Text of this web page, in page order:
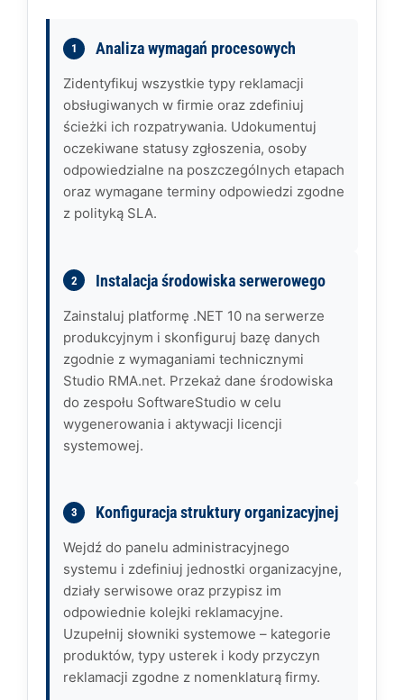
Analiza wymagań procesowych
Zidentyfikuj wszystkie typy reklamacji
obsługiwanych w firmie oraz zdefiniuj
ścieżki ich rozpatrywania. Udokumentuj
oczekiwane statusy zgłoszenia, osoby
odpowiedzialne na poszczególnych etapach
oraz wymagane terminy odpowiedzi zgodne
z polityką SLA.
Instalacja środowiska serwerowego
Zainstaluj platformę .NET 10 na serwerze
produkcyjnym i skonfiguruj bazę danych
zgodnie z wymaganiami technicznymi
Studio RMA.net. Przekaż dane środowiska
do zespołu SoftwareStudio w celu
wygenerowania i aktywacji licencji
systemowej.
Konfiguracja struktury organizacyjnej
Wejdź do panelu administracyjnego
systemu i zdefiniuj jednostki organizacyjne,
działy serwisowe oraz przypisz im
odpowiednie kolejki reklamacyjne.
Uzupełnij słowniki systemowe – kategorie
produktów, typy usterek i kody przyczyn
reklamacji zgodne z nomenklaturą firmy.